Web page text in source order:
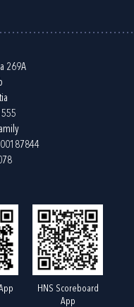
269A
HNS Scoreboard
App